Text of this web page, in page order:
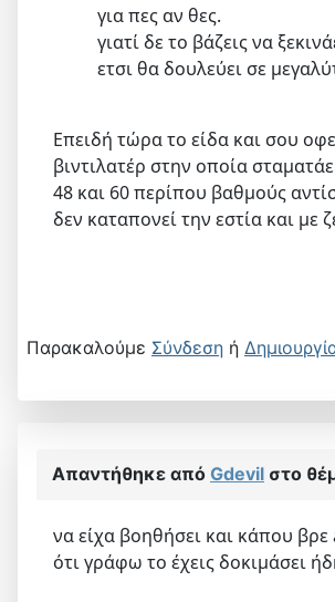
για πες αν θες.
γιατί δε το βάζεις να
ετσι θα δουλεύει σε
Επειδή τώρα το είδα και σου
βιντιλατέρ στην οποία
48 και 60 περίπου βαθμούς
δεν καταπονεί την εστία και με
Παρακαλούμε Σύνδεση ή
Απαντήθηκε από Gdevil στο
να είχα βοηθήσει και κάπου
ότι γράφω το έχεις δοκιμάσει